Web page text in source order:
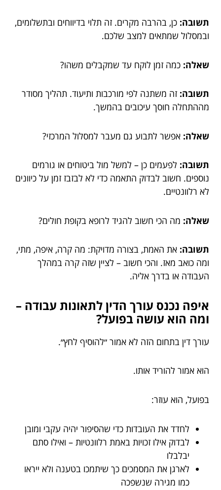
תשובה: כן, בהרבה מקרים. זה תלוי בדיווחים ובתשלומים,
ובמסלול שמתאים למצב שלכם.
שאלה: כמה זמן לוקח עד שמקבלים משהו?
תשובה: זה משתנה לפי מורכבות ותיעוד. תהליך מסודר
מההתחלה חוסך עיכובים בהמשך.
שאלה: אפשר לתבוע גם מעבר למסלול המרכזי?
תשובה: לפעמים כן – למשל מול ביטוחים או גורמים
נוספים. חשוב לבדוק התאמה כדי לא לבזבז זמן על כיוונים
לא רלוונטיים.
שאלה: מה הכי חשוב להגיד לרופא בקופת חולים?
תשובה: את האמת, בצורה מדויקת: מה קרה, איפה, מתי,
ומה כואב מאז. והכי חשוב – לציין שזה קרה במהלך
העבודה או בדרך אליה.
איפה נכנס עורך הדין לתאונות עבודה –
ומה הוא עושה בפועל?
עורך דין בתחום הזה לא אמור ״להוסיף לחץ״.
הוא אמור להוריד אותו.
בפועל, הוא עוזר:
לחדד את העובדות כדי שהסיפור יהיה עקבי ומובן
לבדוק אילו זכויות באמת רלוונטיות – ואילו סתם
יבלבלו
לארגן את המסמכים כך שיתמכו בטענה ולא ייראו
כמו מגירה שנשפכה